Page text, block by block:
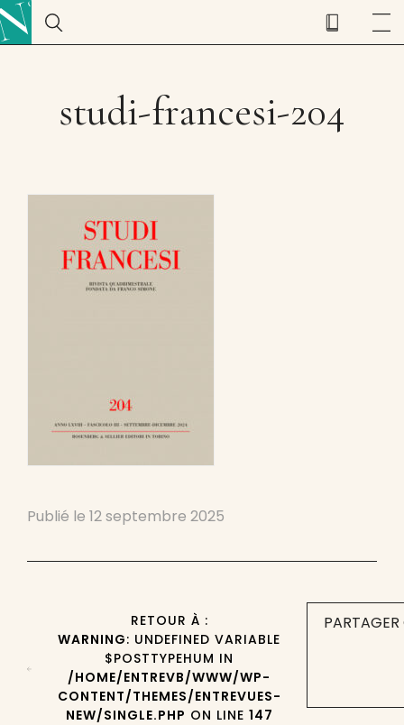
studi-francesi-204
Publié le 12 septembre 2025
RETOUR À :
WARNING: UNDEFINED VARIABLE
$POSTTYPEHUM IN
/HOME/ENTREVB/WWW/WP-
CONTENT/THEMES/ENTREVUES-
NEW/SINGLE.PHP ON LINE 147